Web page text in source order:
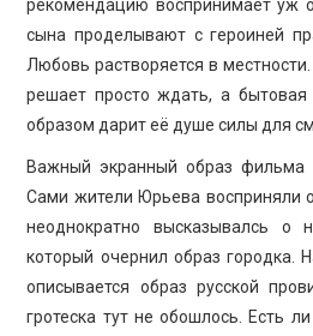
рекомендацию воспринимает уж
сына проделывают с героиней
Любовь растворяется в
решает просто ждать, а
образом дарит её душе силы для
Важный экранный образ фильма
Сами жители Юрьева восприняли
неоднократно высказывалсь о
который очернил образ городка.
описывается образ русской
гротеска тут не обошлось. Есть